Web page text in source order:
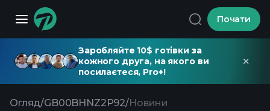
Почати
Заробляйте 10$ готівки за
кожного друга, на якого ви
посилаєтеся, Pro+!
Огляд/GB00BHNZ2P92/Новини